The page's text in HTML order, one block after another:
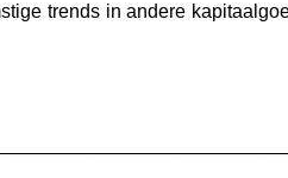
trends in andere